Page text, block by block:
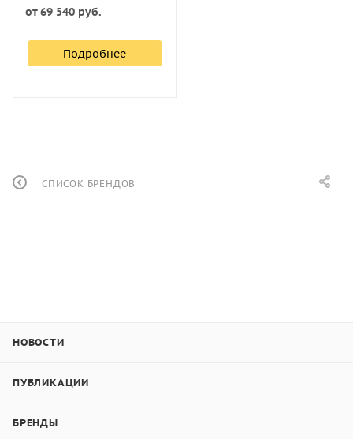
от69 540 руб.
Подробнее
СПИСОК БРЕНДОВ
НОВОСТИ
ПУБЛИКАЦИИ
БРЕНДЫ